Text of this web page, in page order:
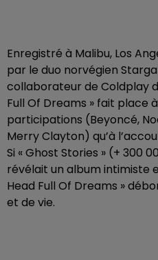
Enregistré à Malibu, Los
par le duo norvégien
collaborateur de Coldplay
Full Of Dreams » fait place
participations (Beyoncé,
Merry Clayton) qu’à
Si « Ghost Stories » (+ 300
révélait un album intimiste
Head Full Of Dreams »
et de vie.